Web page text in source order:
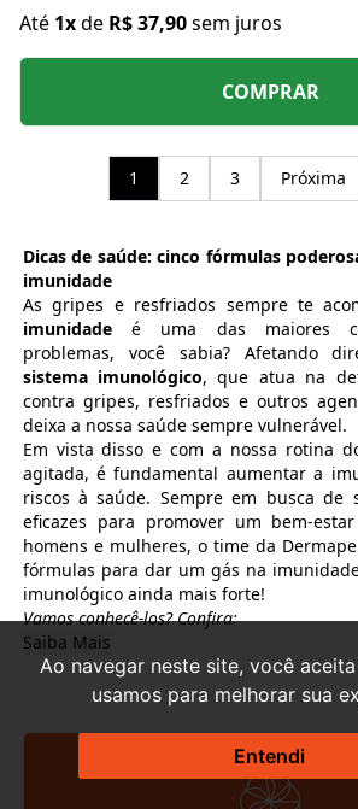
Até 1xde R$ 37,90sem juros
COMPRAR
1 2 3 Próxima
Dicas de saúde: cinco fórmulas
imunidade
As gripes e resfriados sempre te
imunidadeé uma das maiores
problemas, você sabia? Afetando
sistema imunológico, que atua na
contra gripes, resfriados e outros
deixa a nossa saúde sempre vulnerável.
Em vista disso e com a nossa rotina
agitada, é fundamental aumentar a
riscos à saúde. Sempre em busca de
eficazes para promover um bem-
homens e mulheres, o time da
fórmulas para dar um gás na
imunológico ainda mais forte!
Vamos conhecê-los? Confira:
Saiba Mais
Ao navegar neste site, você
usamos para melhorar sua
Entendi